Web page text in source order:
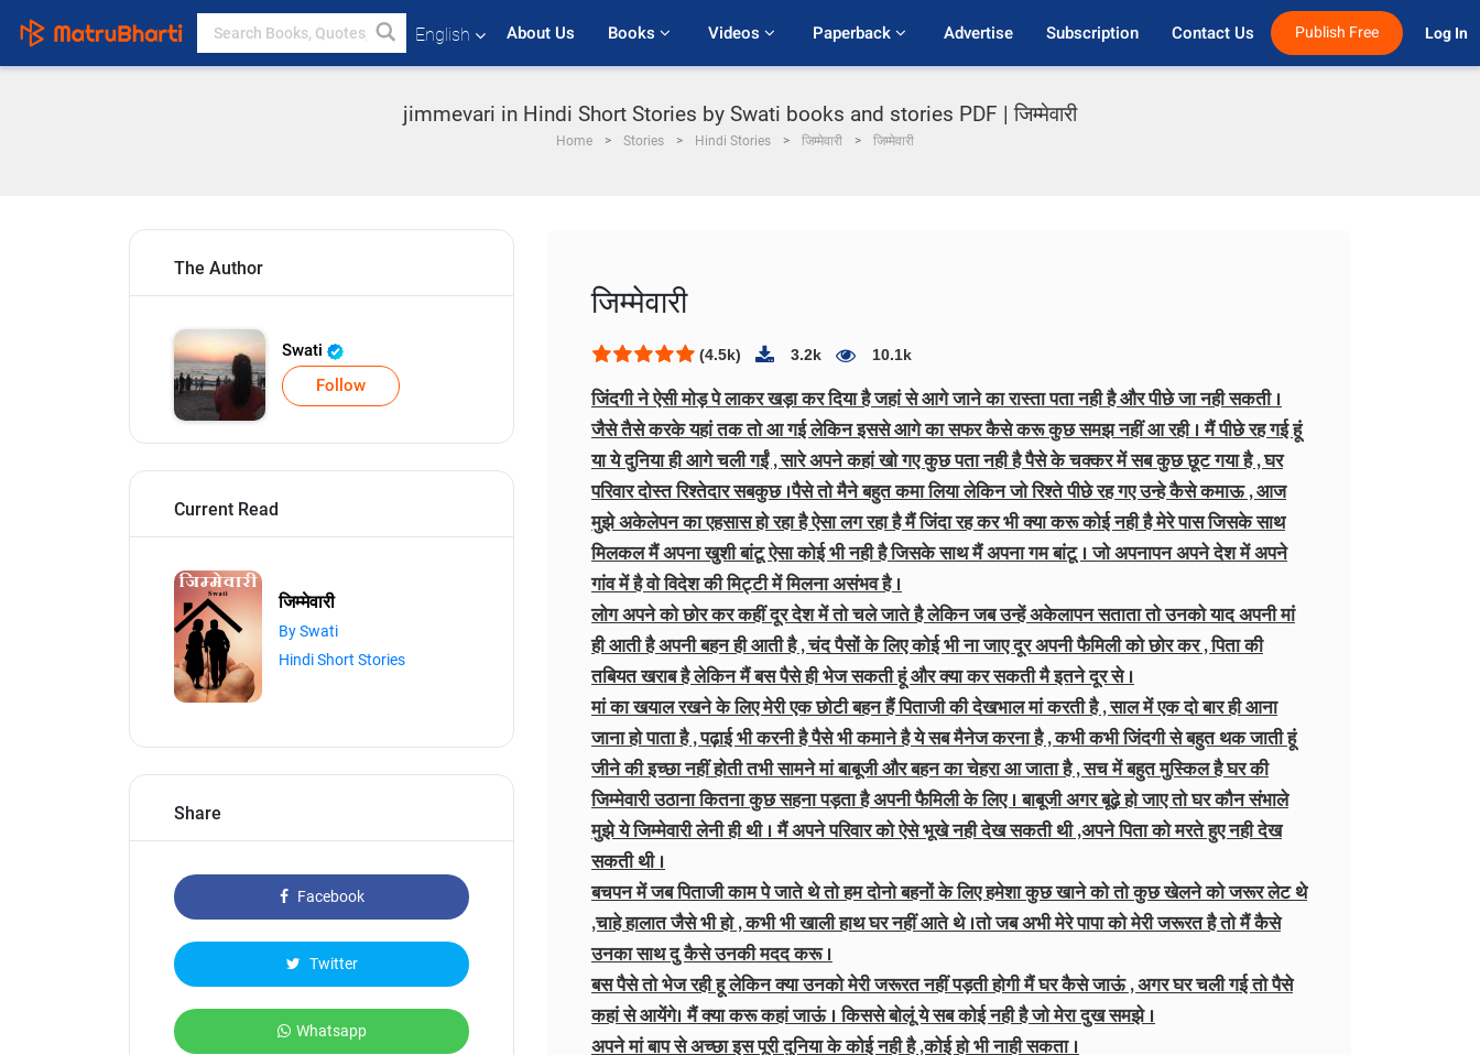
English About Us Books Videos Paperback Advertise Subscription Contact Us Publish Free Log In
jimmevari in Hindi Short Stories by Swati books and stories PDF | जिम्मेवारी
Home Stories Hindi Stories जिम्मेवारी जिम्मेवारी
The Author
Swati
Follow
Current Read
जिम्मेवारी
By Swati
Hindi Short Stories
Share
Facebook
Twitter
Whatsapp
जिम्मेवारी
(4.5k) 3.2k 10.1k
जिंदगी ने ऐसी मोड़ पे लाकर खड़ा कर दिया है जहां से आगे जाने का रास्ता पता नही है और पीछे जा नही सकती ।
जैसे तैसे करके यहां तक तो आ गई लेकिन इससे आगे का सफर कैसे करू कुछ समझ नहीं आ रही । मैं पीछे रह गई हूं
या ये दुनिया ही आगे चली गईं , सारे अपने कहां खो गए कुछ पता नही है पैसे के चक्कर में सब कुछ छूट गया है , घर
परिवार दोस्त रिश्तेदार सबकुछ ।पैसे तो मैने बहुत कमा लिया लेकिन जो रिश्ते पीछे रह गए उन्हे कैसे कमाऊ , आज
मुझे अकेलेपन का एहसास हो रहा है ऐसा लग रहा है मैं जिंदा रह कर भी क्या करू कोई नही है मेरे पास जिसके साथ
मिलकल मैं अपना खुशी बांटू ऐसा कोई भी नही है जिसके साथ मैं अपना गम बांटू । जो अपनापन अपने देश में अपने
गांव में है वो विदेश की मिट्टी में मिलना असंभव है ।
लोग अपने को छोर कर कहीं दूर देश में तो चले जाते है लेकिन जब उन्हें अकेलापन सताता तो उनको याद अपनी मां
ही आती है अपनी बहन ही आती है , चंद पैसों के लिए कोई भी ना जाए दूर अपनी फैमिली को छोर कर , पिता की
तबियत खराब है लेकिन मैं बस पैसे ही भेज सकती हूं और क्या कर सकती मै इतने दूर से ।
मां का खयाल रखने के लिए मेरी एक छोटी बहन हैं पिताजी की देखभाल मां करती है , साल में एक दो बार ही आना
जाना हो पाता है , पढ़ाई भी करनी है पैसे भी कमाने है ये सब मैनेज करना है , कभी कभी जिंदगी से बहुत थक जाती हूं
जीने की इच्छा नहीं होती तभी सामने मां बाबूजी और बहन का चेहरा आ जाता है , सच में बहुत मुस्किल है घर की
जिम्मेवारी उठाना कितना कुछ सहना पड़ता है अपनी फैमिली के लिए । बाबूजी अगर बूढ़े हो जाए तो घर कौन संभाले
मुझे ये जिम्मेवारी लेनी ही थी । मैं अपने परिवार को ऐसे भूखे नही देख सकती थी ,अपने पिता को मरते हुए नही देख
सकती थी ।
बचपन में जब पिताजी काम पे जाते थे तो हम दोनो बहनों के लिए हमेशा कुछ खाने को तो कुछ खेलने को जरूर लेट थे
,चाहे हालात जैसे भी हो , कभी भी खाली हाथ घर नहीं आते थे ।तो जब अभी मेरे पापा को मेरी जरूरत है तो मैं कैसे
उनका साथ दु कैसे उनकी मदद करू ।
बस पैसे तो भेज रही हू लेकिन क्या उनको मेरी जरूरत नहीं पड़ती होगी मैं घर कैसे जाऊं , अगर घर चली गई तो पैसे
कहां से आयेंगे। मैं क्या करू कहां जाऊं । किससे बोलूं ये सब कोई नही है जो मेरा दुख समझे ।
अपने मां बाप से अच्छा इस पूरी दुनिया के कोई नही है ,कोई हो भी नाही सकता ।